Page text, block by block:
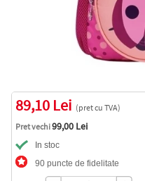
89,10 Lei (pret cu TVA)
Pret vechi99,00 Lei
In stoc
90 puncte de fidelitate